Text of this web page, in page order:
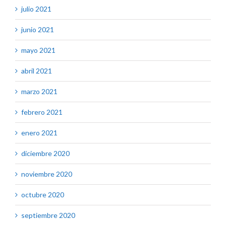
julio 2021
junio 2021
mayo 2021
abril 2021
marzo 2021
febrero 2021
enero 2021
diciembre 2020
noviembre 2020
octubre 2020
septiembre 2020